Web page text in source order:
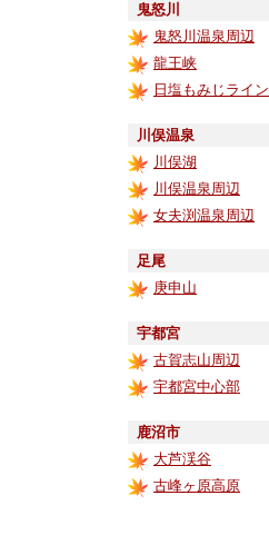
鬼怒川
鬼怒川温泉周辺
龍王峡
日塩もみじライン
川俣温泉
川俣湖
川俣温泉周辺
女夫渕温泉周辺
足尾
庚申山
宇都宮
古賀志山周辺
宇都宮中心部
鹿沼市
大芦渓谷
古峰ヶ原高原